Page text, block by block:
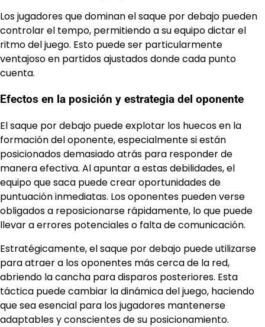
Los jugadores que dominan el saque por debajo pueden
controlar el tempo, permitiendo a su equipo dictar el
ritmo del juego. Esto puede ser particularmente
ventajoso en partidos ajustados donde cada punto
cuenta.
Efectos en la posición y estrategia del oponente
El saque por debajo puede explotar los huecos en la
formación del oponente, especialmente si están
posicionados demasiado atrás para responder de
manera efectiva. Al apuntar a estas debilidades, el
equipo que saca puede crear oportunidades de
puntuación inmediatas. Los oponentes pueden verse
obligados a reposicionarse rápidamente, lo que puede
llevar a errores potenciales o falta de comunicación.
Estratégicamente, el saque por debajo puede utilizarse
para atraer a los oponentes más cerca de la red,
abriendo la cancha para disparos posteriores. Esta
táctica puede cambiar la dinámica del juego, haciendo
que sea esencial para los jugadores mantenerse
adaptables y conscientes de su posicionamiento.